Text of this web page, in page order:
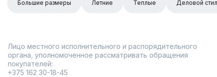
Большие размеры Летние Теплые Деловой
Лицо местного исполнительного и распорядительного
органа, уполномоченное рассматривать обращения
покупателей:
+375 162 30-18-45